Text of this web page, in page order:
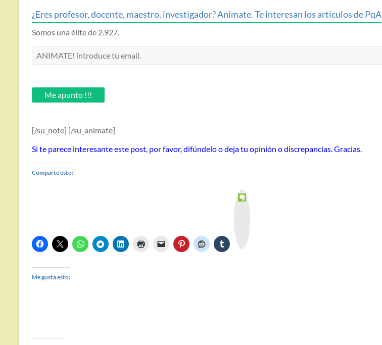
¿Eres profesor, docente, maestro, investigador? Anímate. Te interesan los artículos de PqA
Somos una élite de 2.927.
ANIMATE!
email.
Me apunto !!!
[/su_note] [/su_animate]
Si te parece interesante este post, por favor, difúndelo odeja tu opinión o discrepancias. Gracias.
Comparte esto:
Me gusta esto: